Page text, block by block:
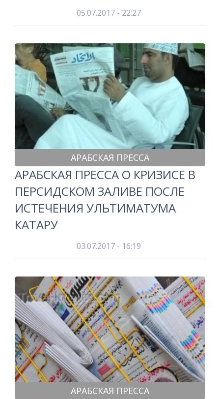
05.07.2017 - 22:27
АРАБСКАЯ ПРЕССА
АРАБСКАЯ ПРЕССА О КРИЗИСЕ В
ПЕРСИДСКОМ ЗАЛИВЕ ПОСЛЕ
ИСТЕЧЕНИЯ УЛЬТИМАТУМА
КАТАРУ
03.07.2017 - 16:19
АРАБСКАЯ ПРЕССА